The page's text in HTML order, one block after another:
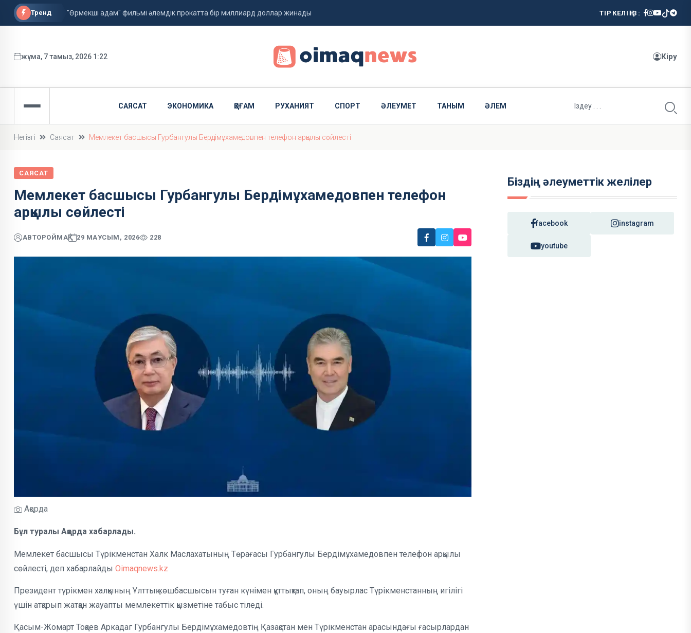
Тренд "Өрмекші адам" фильмі әлемдік прокатта бір миллиард доллар жинады
ФИФА басшысы қызметін сақтап қалды
ТІРКЕЛІҢІЗ:
жұма, 7 тамыз, 2026 1:22 Кіру
САЯСАТ ЭКОНОМИКА ҚОҒАМ РУХАНИЯТ СПОРТ ӘЛЕУМЕТ ТАНЫМ ӘЛЕМ
Негізгі Саясат Мемлекет басшысы Гурбангулы Бердімұхамедовпен телефон арқылы сөйлесті
САЯСАТ
Мемлекет басшысы Гурбангулы Бердімұхамедовпен телефон
арқылы сөйлесті
АВТОРОЙМАҚ 29 МАУСЫМ, 2026 228
Ақорда
Бұл туралы Ақорда хабарлады.
Мемлекет басшысы Түрікменстан Халк Маслахатының Төрағасы Гурбангулы Бердімұхамедовпен телефон арқылы
сөйлесті, деп хабарлайды Oimaqnews.kz
Президент түрікмен халқының Ұлттық көшбасшысын туған күнімен құттықтап, оның бауырлас Түрікменстанның игілігі
үшін атқарып жатқан жауапты мемлекеттік қызметіне табыс тіледі.
Қасым-Жомарт Тоқаев Аркадаг Гурбангулы Бердімұхамедовтің Қазақстан мен Түрікменстан арасындағы ғасырлардан
Біздің әлеуметтік желілер
facebook instagram
youtube